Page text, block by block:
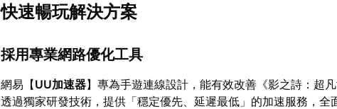
快速暢玩解決方案
採用專業網路優化工具
網易【UU加速器】專為手遊連線設計，能有效改善《影之詩：超
透過獨家研發技術，提供「穩定優先、延遲最低」的加速服務，全